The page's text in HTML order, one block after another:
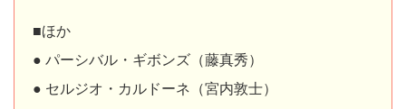
■ほか
● パーシバル・ギボンズ（藤真秀）
● セルジオ・カルドーネ（宮内敦士）